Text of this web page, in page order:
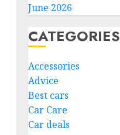
June 2026
CATEGORIES
Accessories
Advice
Best cars
Car Care
Car deals